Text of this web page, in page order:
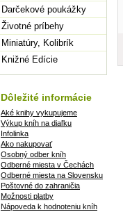
Darčekové poukážky
Životné príbehy
Miniatúry, Kolibrík
Knižné Edície
Dôležité informácie
Aké knihy vykupujeme
Výkup kníh na diaľku
Infolinka
Ako nakupovať
Osobný odber kníh
Odberné miesta v Čechách
Odberné miesta na Slovensku
Poštovné do zahraničia
Možnosti platby
Nápoveda k hodnoteniu kníh